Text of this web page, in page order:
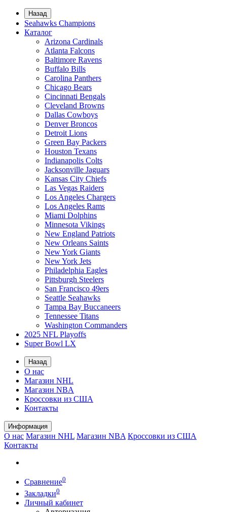
Назад
Seahawks Champions
Каталог
Arizona Cardinals
Atlanta Falcons
Baltimore Ravens
Buffalo Bills
Carolina Panthers
Chicago Bears
Cincinnati Bengals
Cleveland Browns
Dallas Cowboys
Denver Broncos
Detroit Lions
Green Bay Packers
Houston Texans
Indianapolis Colts
Jacksonville Jaguars
Kansas City Chiefs
Las Vegas Raiders
Los Angeles Chargers
Los Angeles Rams
Miami Dolphins
Minnesota Vikings
New England Patriots
New Orleans Saints
New York Giants
New York Jets
Philadelphia Eagles
Pittsburgh Steelers
San Francisco 49ers
Seattle Seahawks
Tampa Bay Buccaneers
Tennessee Titans
Washington Commanders
2025 NFL Playoffs
Super Bowl LX
Назад
О нас
Магазин NHL
Магазин NBA
Кроссовки из США
Контакты
Информация
О нас Магазин NHL Магазин NBA Кроссовки из США
Контакты
Сравнение0
Закладки0
Личный кабинет